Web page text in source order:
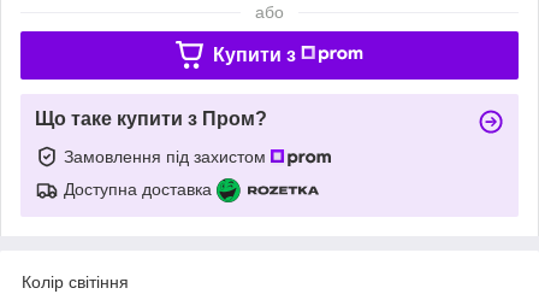
або
Купити з
Що таке купити з Пром?
Замовлення під захистом
Доступна доставка
Колір світіння